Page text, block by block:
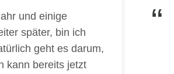
und einige
später, bin ich
geht es darum,
kann bereits jetzt